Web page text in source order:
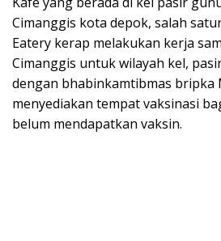
Cimanggis kota depok, salah
Eatery kerap melakukan kerja
Cimanggis untuk wilayah kel,
dengan bhabinkamtibmas
menyediakan tempat vaksinasi
belum mendapatkan vaksin.